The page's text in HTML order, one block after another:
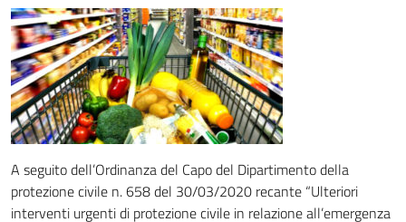
A seguito dell’Ordinanza del Capo del Dipartimento della
protezione civile n. 658 del 30/03/2020 recante “Ulteriori
interventi urgenti di protezione civile in relazione all’emergenza